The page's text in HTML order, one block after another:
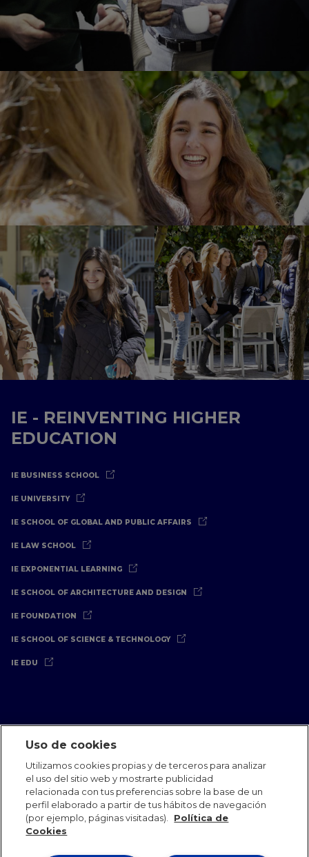
IE - REINVENTING HIGHER
EDUCATION
IE BUSINESS SCHOOL
IE UNIVERSITY
IE SCHOOL OF GLOBAL AND PUBLIC AFFAIRS
IE LAW SCHOOL
IE EXPONENTIAL LEARNING
IE SCHOOL OF ARCHITECTURE AND DESIGN
IE FOUNDATION
IE SCHOOL OF SCIENCE & TECHNOLOGY
IE EDU
Oficinas Internacionales
Contacto IE Jobs
Dona
Equipo de Comunicación
Uso de cookies
Utilizamos cookies propias y de terceros para analizar
el uso del sitio web y mostrarte publicidad
relacionada con tus preferencias sobre la base de un
perfil elaborado a partir de tus hábitos de navegación
(por ejemplo, páginas visitadas).
Política de
Cookies